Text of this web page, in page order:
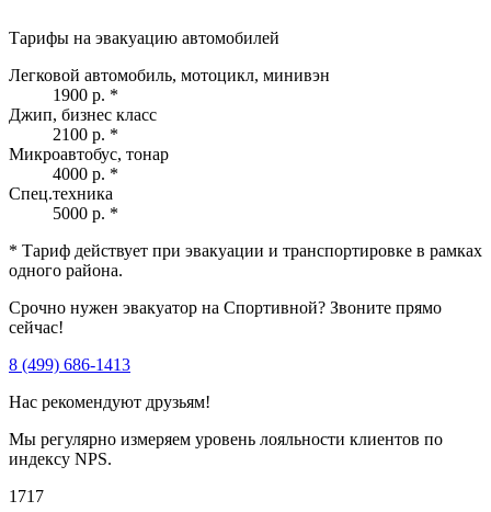
Тарифы на эвакуацию автомобилей
Легковой автомобиль, мотоцикл, минивэн
1900 р. *
Джип, бизнес класс
2100 р. *
Микроавтобус, тонар
4000 р. *
Спец.техника
5000 р. *
* Тариф действует при эвакуации и транспортировке в рамках
одного района.
Срочно нужен эвакуатор на Спортивной? Звоните прямо
сейчас!
8 (499) 686-1413
Нас рекомендуют друзьям!
Мы регулярно измеряем уровень лояльности клиентов по
индексу NPS.
1717